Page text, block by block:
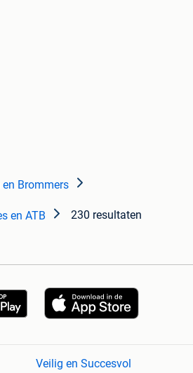
en Brommers
en ATB 230 resultaten
Veilig en Succesvol